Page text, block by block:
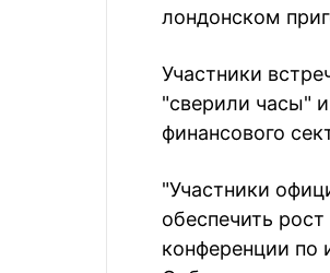
лондонском
Участники
"сверили часы"
финансового
"Участники
обеспечить
конференции по